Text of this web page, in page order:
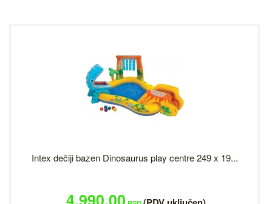
Intex dečiji bazen Dinosaurus play centre 249 x 19...